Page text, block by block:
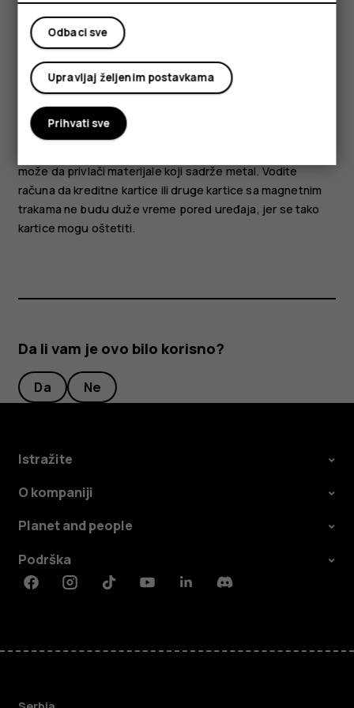
Ne priključujte proizvode koji stvaraju izlazni signal, pošto
se time može oštetiti uređaj. Nemojte da priključujete
nikakav izvor napona na audio priključak. Ukoliko na audio
priključak priključite eksterni uređaj ili slušalice sa
mikrofonom koji nisu odobreni za korišćenje sa ovim
uređajem, posebnu pažnju obratite na nivo jačine zvuka.
može da privlači materijale koji sadrže metal. Vodite
računa da kreditne kartice ili druge kartice sa magnetnim
trakama ne budu duže vreme pored uređaja, jer se tako
kartice mogu oštetiti.
Da li vam je ovo bilo korisno?
Da Ne
Istražite
O kompaniji
Planet and people
Podrška
FacebookInstagramTiktokYoutubeLinkedinDiscord
Odbaci sve
Upravljaj željenim postavkama
Prihvati sve